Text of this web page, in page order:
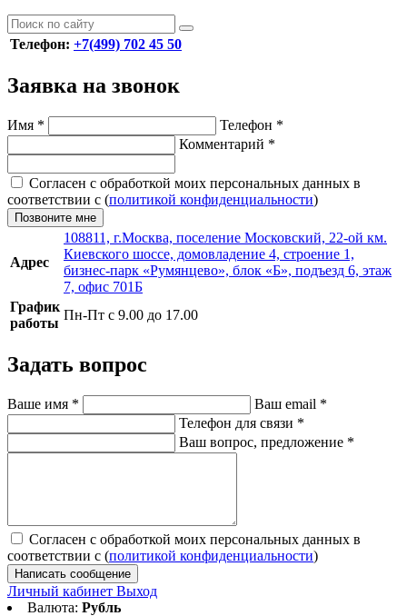
Телефон: +7(499) 702 45 50
Заявка на звонок
Имя * Телефон *
Комментарий *
Согласен с обработкой моих персональных данных в
соответствии с (политикой конфиденциальности)
Позвоните мне
Адрес
108811, г.Москва, поселение Московский, 22-ой км.
Киевского шоссе, домовладение 4, строение 1,
бизнес-парк «Румянцево», блок «Б», подъезд 6, этаж
7, офис 701Б
График
работы
Пн-Пт с 9.00 до 17.00
Задать вопрос
Ваше имя * Ваш email *
Телефон для связи *
Ваш вопрос, предложение *
Согласен с обработкой моих персональных данных в
соответствии с (политикой конфиденциальности)
Написать сообщение
Личный кабинет Выход
Валюта: Рубль